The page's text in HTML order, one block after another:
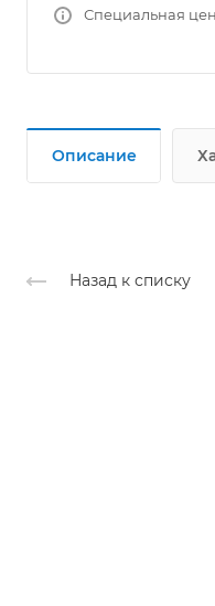
Специальная
Описание
Назад к списку